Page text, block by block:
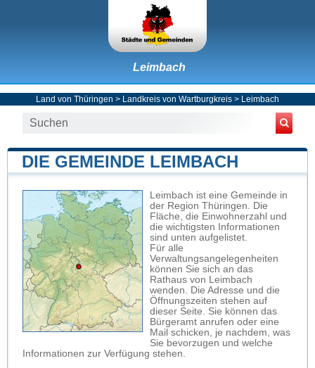
Leimbach
Land von Thüringen > Landkreis von Wartburgkreis > Leimbach
DIE GEMEINDE LEIMBACH
Leimbach ist eine Gemeinde in
der Region Thüringen. Die
Fläche, die Einwohnerzahl und
die wichtigsten Informationen
sind unten aufgelistet.
Für alle
Verwaltungsangelegenheiten
können Sie sich an das
Rathaus von Leimbach
wenden. Die Adresse und die
Öffnungszeiten stehen auf
dieser Seite. Sie können das
Bürgeramt anrufen oder eine
Mail schicken, je nachdem, was
Sie bevorzugen und welche
Informationen zur Verfügung stehen.